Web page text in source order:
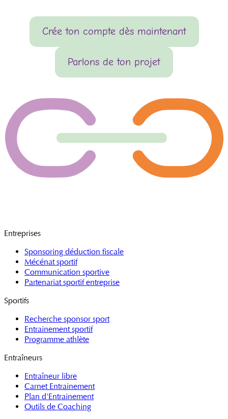
Crée ton compte dès maintenant
Parlons de ton projet
Entreprises
Sponsoring déduction fiscale
Mécénat sportif
Communication sportive
Partenariat sportif entreprise
Sportifs
Recherche sponsor sport
Entrainement sportif
Programme athlète
Entraîneurs
Entraîneur libre
Carnet Entrainement
Plan d'Entrainement
Outils de Coaching